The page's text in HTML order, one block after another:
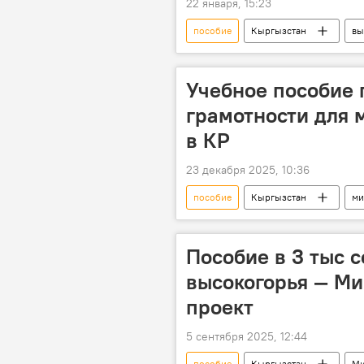
22 января, 15:23
пособие Кыргызстан
Министерство труда, социального
Учебное пособие
грамотности для
в КР
23 декабря 2025, 10:36
пособие Кыргызстан
миграция
Национальный
Пособие в 3 тыс
высокогорья —
проект
5 сентября 2025, 12:44